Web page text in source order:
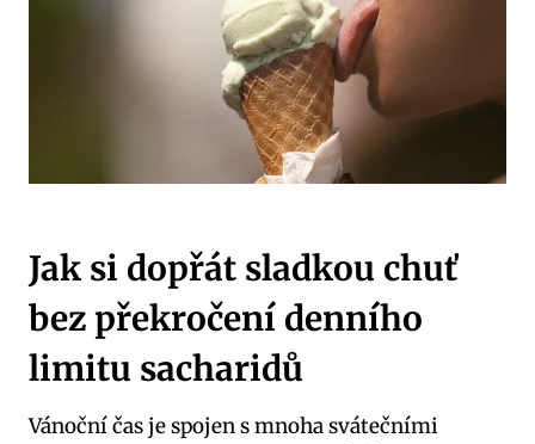
Jak ⁣si‌ dopřát sladkou⁢ chuť
bez překročení denního
limitu sacharidů
Vánoční‌ čas je spojen ⁤s ⁢mnoha svátečními